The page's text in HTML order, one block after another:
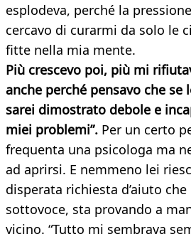
esplodeva, perché la
cercavo di curarmi da solo le
fitte nella mia mente.
Più crescevo poi, più mi
anche perché pensavo che se
sarei dimostrato debole e
miei problemi”. Per un certo
frequenta una psicologa ma
ad aprirsi. E nemmeno lei
disperata richiesta d’aiuto
sottovoce, sta provando a
vicino. “Tutto mi sembrava